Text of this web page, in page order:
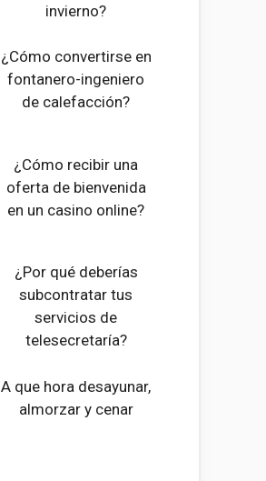
invierno?
¿Cómo convertirse en
fontanero-ingeniero
de calefacción?
¿Cómo recibir una
oferta de bienvenida
en un casino online?
¿Por qué deberías
subcontratar tus
servicios de
telesecretaría?
A que hora desayunar,
almorzar y cenar